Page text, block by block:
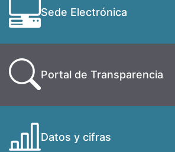
Sede Electrónica
Portal de Transparencia
Datos y cifras